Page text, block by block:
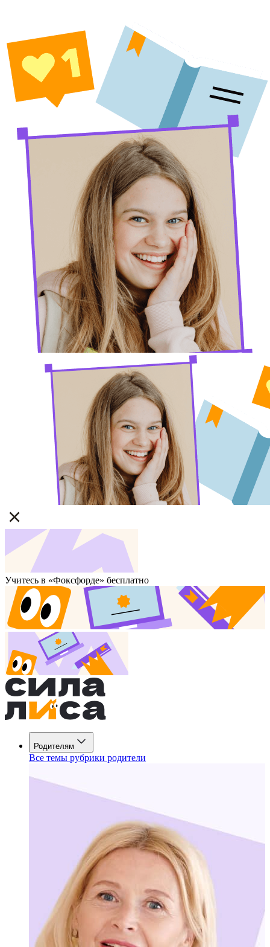
Учитесь в «Фоксфорде» бесплатно
Родителям
Все темы рубрики родители